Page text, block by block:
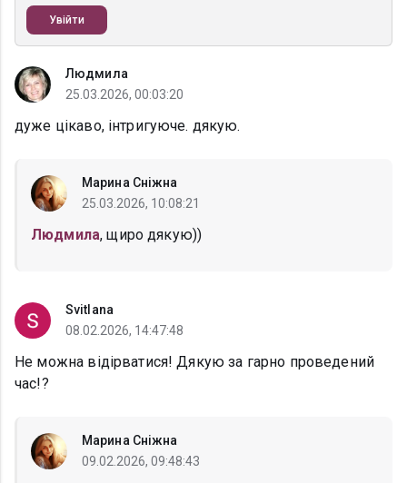
Увійти
Людмила
25.03.2026, 00:03:20
дуже цікаво, інтригуюче. дякую.
Марина Сніжна
25.03.2026, 10:08:21
Людмила, щиро дякую))
Svitlana
08.02.2026, 14:47:48
Не можна відірватися! Дякую за гарно проведений
час!?
Марина Сніжна
09.02.2026, 09:48:43